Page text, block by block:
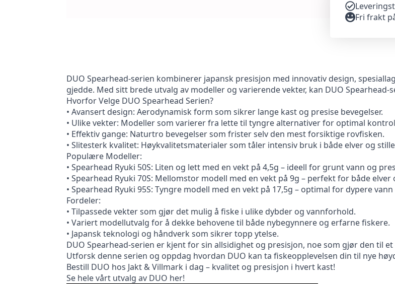
Fri frakt
DUO Spearhead-serien kombinerer japansk presisjon med innovativ design,
gjedde. Med sitt brede utvalg av modeller og varierende vekter, kan DUO
Hvorfor Velge DUO Spearhead Serien?
• Avansert design: Aerodynamisk form som sikrer lange kast og presise bevegelser.
• Ulike vekter: Modeller som varierer fra lette til tyngre alternativer for optimal
• Effektiv gange: Naturtro bevegelser som frister selv den mest forsiktige rovfisken.
• Slitesterk kvalitet: Høykvalitetsmaterialer som tåler intensiv bruk i både elver og
Populære Modeller:
• Spearhead Ryuki 50S: Liten og lett med en vekt på 4,5g – ideell for grunt vann og
• Spearhead Ryuki 70S: Mellomstor modell med en vekt på 9g – perfekt for både elver
• Spearhead Ryuki 95S: Tyngre modell med en vekt på 17,5g – optimal for dypere
Fordeler:
• Tilpassede vekter som gjør det mulig å fiske i ulike dybder og vannforhold.
• Variert modellutvalg for å dekke behovene til både nybegynnere og erfarne fiskere.
• Japansk teknologi og håndverk som sikrer topp ytelse.
DUO Spearhead-serien er kjent for sin allsidighet og presisjon, noe som gjør den til
Utforsk denne serien og oppdag hvordan DUO kan ta fiskeopplevelsen din til nye
Bestill DUO hos Jakt & Villmark i dag – kvalitet og presisjon i hvert kast!
Se hele vårt utvalg av DUO her!